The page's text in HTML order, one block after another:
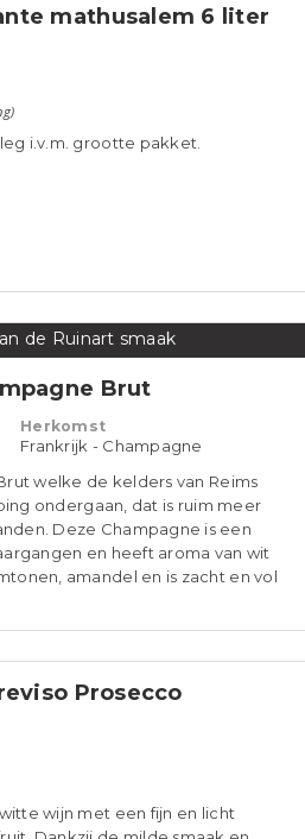
Asolo Prosecco
mathusalem 6 liter
de Ruinart smaak
Brut
Herkomst
Frankrijk - Champagne
welke de kelders van Reims
ondergaan, dat is ruim meer
Deze Champagne is een
amandel en is zacht en vol